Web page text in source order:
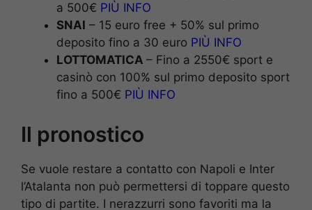
a 500€ PIÙ INFO
SNAI – 15 euro free + 50% sul primo
deposito fino a 30 euro PIÙ INFO
LOTTOMATICA – Fino a 2550€ sport e
casinò con 100% sul primo deposito sport
fino a 500€ PIÙ INFO
Il pronostico
Se vuole restare a contatto con Napoli e Inter
l’Atalanta non può permettersi di toppare questo
tipo di partite. I nerazzurri sono favoriti ma la